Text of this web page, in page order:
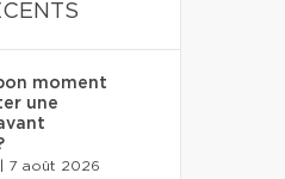
moment
une
7 août 2026